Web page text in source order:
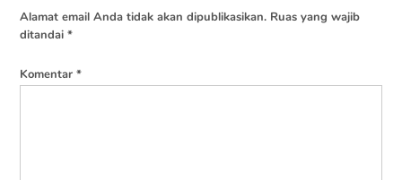
comment
Alamat email Anda tidak akan dipublikasikan. Ruas yang wajib
ditandai*
Komentar*